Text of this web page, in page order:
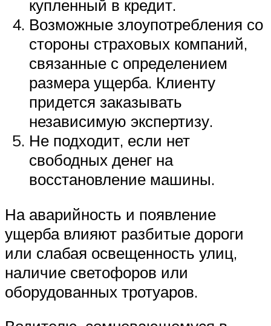
купленный в кредит.
Возможные злоупотребления со
стороны страховых компаний,
связанные с определением
размера ущерба. Клиенту
придется заказывать
независимую экспертизу.
Не подходит, если нет
свободных денег на
восстановление машины.
На аварийность и появление
ущерба влияют разбитые дороги
или слабая освещенность улиц,
наличие светофоров или
оборудованных тротуаров.